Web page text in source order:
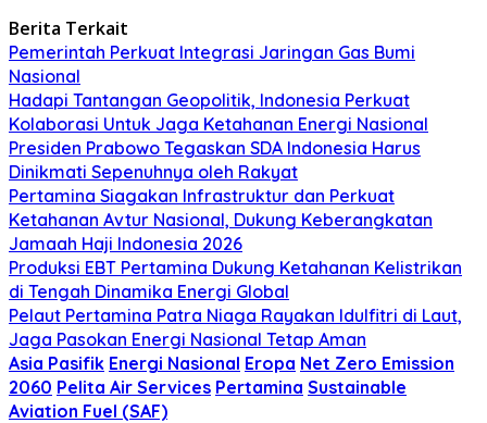
Berita Terkait
Pemerintah Perkuat Integrasi Jaringan Gas Bumi
Nasional
Hadapi Tantangan Geopolitik, Indonesia Perkuat
Kolaborasi Untuk Jaga Ketahanan Energi Nasional
Presiden Prabowo Tegaskan SDA Indonesia Harus
Dinikmati Sepenuhnya oleh Rakyat
Pertamina Siagakan Infrastruktur dan Perkuat
Ketahanan Avtur Nasional, Dukung Keberangkatan
Jamaah Haji Indonesia 2026
Produksi EBT Pertamina Dukung Ketahanan Kelistrikan
di Tengah Dinamika Energi Global
Pelaut Pertamina Patra Niaga Rayakan Idulfitri di Laut,
Jaga Pasokan Energi Nasional Tetap Aman
Asia Pasifik Energi Nasional Eropa Net Zero Emission
2060 Pelita Air Services Pertamina Sustainable
Aviation Fuel (SAF)